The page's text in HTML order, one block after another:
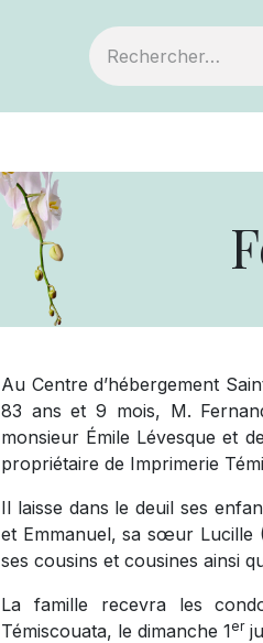
Au Centre d’hébergement
83 ans et 9 mois, M.
monsieur Émile Lévesque et
propriétaire de Imprimerie
Il laisse dans le deuil ses
et Emmanuel, sa sœur Lucille
ses cousins et cousines ainsi
La famille recevra les
Témiscouata, le dimanche 1er